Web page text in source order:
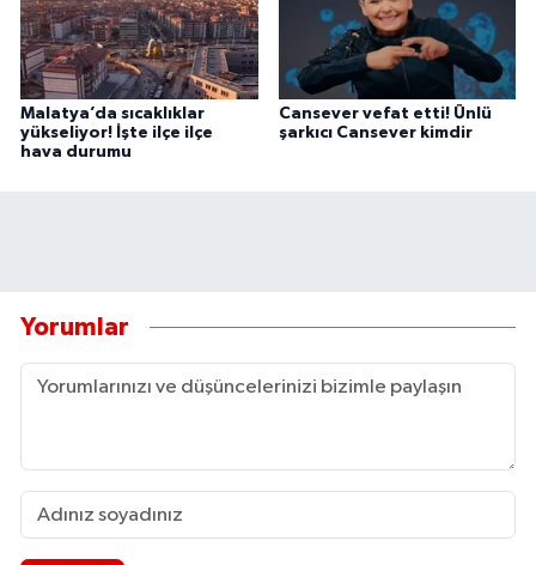
Malatya’da sıcaklıklar
yükseliyor! İşte ilçe ilçe
hava durumu
Cansever vefat etti! Ünlü
şarkıcı Cansever kimdir
Yorumlar